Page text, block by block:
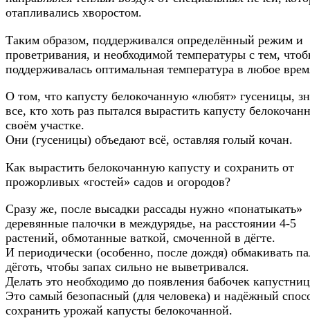
отапливались хворостом.
Таким образом, поддерживался определённый режим и
проветривания, и необходимой температуры с тем,
поддерживалась оптимальная температура в любое
О том, что капусту белокочанную «любят» гусеницы,
все, кто хоть раз пытался вырастить капусту
своём участке.
Они (гусеницы) объедают всё, оставляя голый кочан.
Как вырастить белокочанную капусту и сохранить от
прожорливых «гостей» садов и огородов?
Сразу же, после высадки рассады нужно «понатыкать»
деревянные палочки в междурядье, на расстоянии 4-5
растений, обмотанные ваткой, смоченной в дёгте.
И периодически (особенно, после дождя) обмакивать
дёготь, чтобы запах сильно не выветривался.
Делать это необходимо до появления бабочек
Это самый безопасный (для человека) и надёжный
сохранить урожай капусты белокочанной.